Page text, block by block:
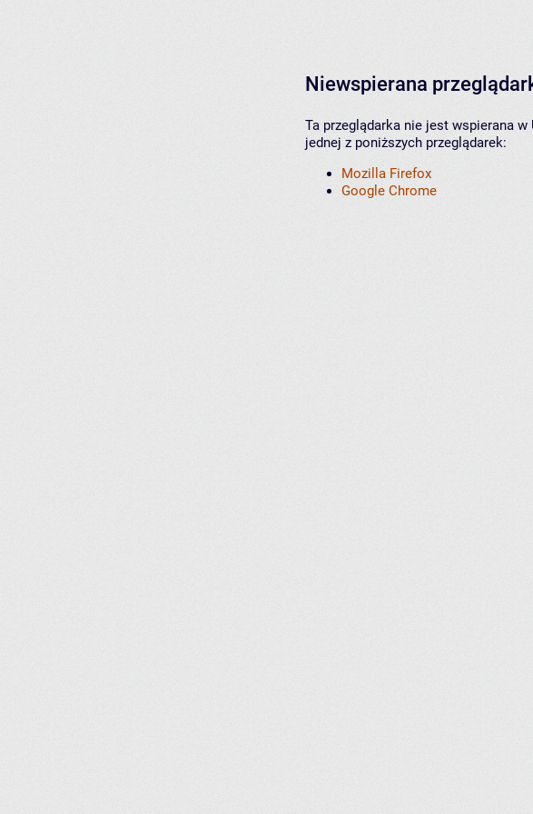
Niewspierana
Ta przeglądarka nie jest wspierana
jednej z poniższych przeglądarek:
Mozilla Firefox
Google Chrome